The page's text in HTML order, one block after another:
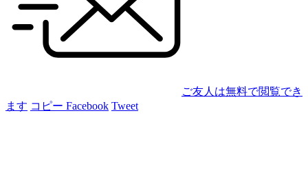
ご友人は無料で閲覧でき
ます コピー Facebook Tweet